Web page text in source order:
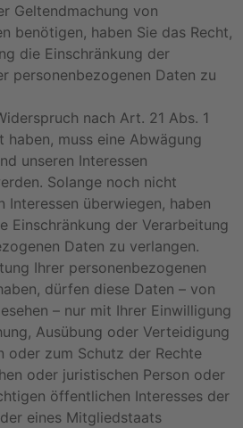
Geltendmachung von
benötigen, haben Sie das Recht,
die Einschränkung der
personenbezogenen Daten zu
nach Art. 21 Abs. 1
haben, muss eine Abwägung
unseren Interessen
Solange noch nicht
Interessen überwiegen, haben
Einschränkung der Verarbeitung
Daten zu verlangen.
Ihrer personenbezogenen
dürfen diese Daten – von
– nur mit Ihrer Einwilligung
Ausübung oder Verteidigung
oder zum Schutz der Rechte
oder juristischen Person oder
öffentlichen Interesses der
eines Mitgliedstaats